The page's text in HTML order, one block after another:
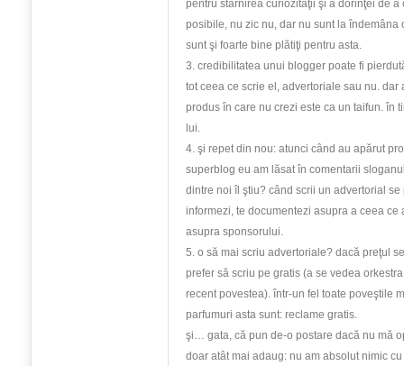
pentru stârnirea curiozităţii şi a dorinţei de a
posibile, nu zic nu, dar nu sunt la îndemâna
sunt şi foarte bine plătiţi pentru asta.
3. credibilitatea unui blogger poate fi
tot ceea ce scrie el, advertoriale sau nu. dar
produs în care nu crezi este ca un taifun. în
lui.
4. şi repet din nou: atunci când au apărut
superblog eu am lăsat în comentarii
dintre noi îl ştiu? când scrii un advertorial se
informezi, te documentezi asupra a ceea ce
asupra sponsorului.
5. o să mai scriu advertoriale? dacă preţul
prefer să scriu pe gratis (a se vedea
recent povestea). într-un fel toate poveştile
parfumuri asta sunt: reclame gratis.
şi… gata, că pun de-o postare dacă nu mă
doar atât mai adaug: nu am absolut nimic